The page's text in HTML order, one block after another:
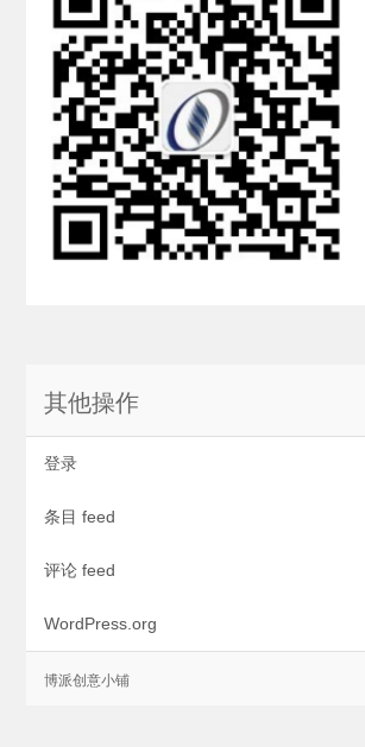
其他操作
登录
条目 feed
评论 feed
WordPress.org